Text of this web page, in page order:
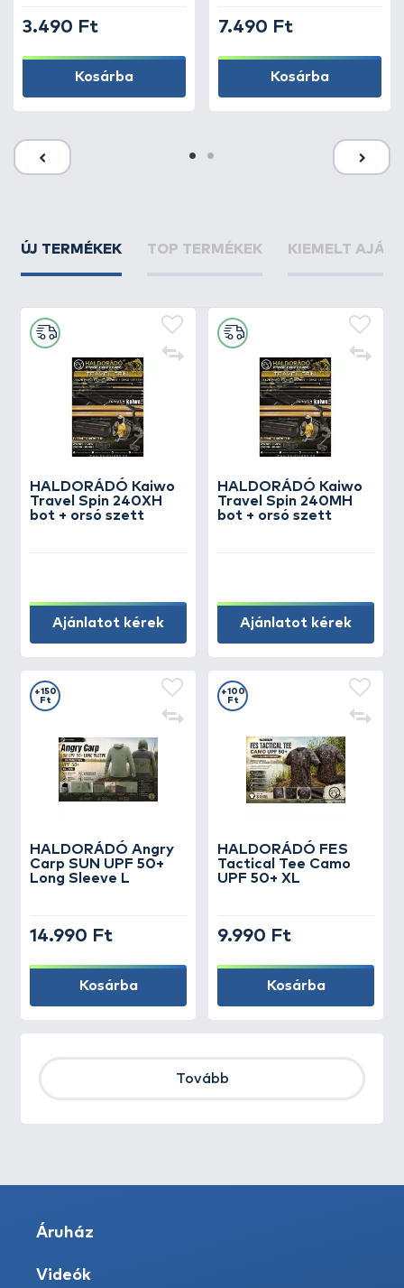
3.490 Ft
Kosárba
7.490 Ft
Kosárba
ÚJ TERMÉKEK TOP TERMÉKEK KIEMELT
HALDORÁDÓ Kaiwo
Travel Spin 240XH
bot + orsó szett
Ajánlatot kérek
HALDORÁDÓ Kaiwo
Travel Spin 240MH
bot + orsó szett
Ajánlatot kérek
HALDORÁDÓ Angry
Carp SUN UPF 50+
Long Sleeve L
+150
Ft
14.990 Ft
Kosárba
HALDORÁDÓ FES
Tactical Tee Camo
UPF 50+ XL
+100
Ft
9.990 Ft
Kosárba
Tovább
Áruház
Videók